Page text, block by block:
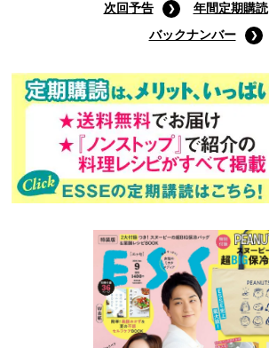
次回予告
年間定期購読
バックナンバー